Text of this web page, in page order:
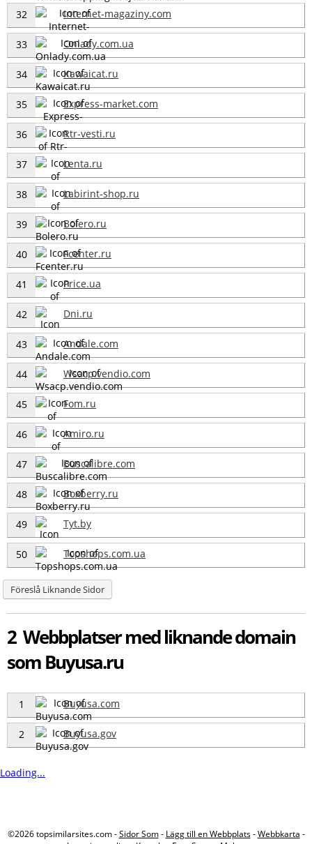
32 Internet-magaziny.com
33 Onlady.com.ua
34 Kawaicat.ru
35 Express-market.com
36 Rtr-vesti.ru
37 Lenta.ru
38 Labirint-shop.ru
39 Bolero.ru
40 Fcenter.ru
41 Price.ua
42 Dni.ru
43 Andale.com
44 Wsacp.vendio.com
45 Fom.ru
46 Amiro.ru
47 Buscalibre.com
48 Boxberry.ru
49 Tyt.by
50 Topshops.com.ua
Föreslå Liknande Sidor
2 Webbplatser med liknande domain
som Buyusa.ru
1 Buyusa.com
2 Buyusa.gov
Loading...
©2026 topsimilarsites.com -Sidor Som- Lägg till en Webbplats-Webbkarta -